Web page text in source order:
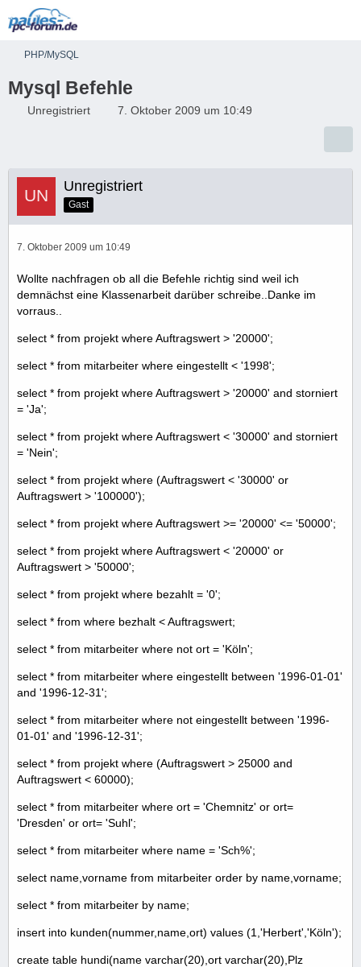
PHP/MySQL
Mysql Befehle
Unregistriert 7. Oktober 2009 um 10:49
Unregistriert
Gast
7. Oktober 2009 um 10:49
Wollte nachfragen ob all die Befehle richtig sind weil ich
demnächst eine Klassenarbeit darüber schreibe..Danke im
vorraus..
select * from projekt where Auftragswert > '20000';
select * from mitarbeiter where eingestellt < '1998';
select * from projekt where Auftragswert > '20000' and storniert
= 'Ja';
select * from projekt where Auftragswert < '30000' and storniert
= 'Nein';
select * from projekt where (Auftragswert < '30000' or
Auftragswert > '100000');
select * from projekt where Auftragswert >= '20000' <= '50000';
select * from projekt where Auftragswert < '20000' or
Auftragswert > '50000';
select * from projekt where bezahlt = '0';
select * from where bezhalt < Auftragswert;
select * from mitarbeiter where not ort = 'Köln';
select * from mitarbeiter where eingestellt between '1996-01-01'
and '1996-12-31';
select * from mitarbeiter where not eingestellt between '1996-
01-01' and '1996-12-31';
select * from projekt where (Auftragswert > 25000 and
Auftragswert < 60000);
select * from mitarbeiter where ort = 'Chemnitz' or ort=
'Dresden' or ort= 'Suhl';
select * from mitarbeiter where name = 'Sch%';
select name,vorname from mitarbeiter order by name,vorname;
select * from mitarbeiter by name;
insert into kunden(nummer,name,ort) values (1,'Herbert','Köln');
create table hundi(name varchar(20),ort varchar(20),Plz